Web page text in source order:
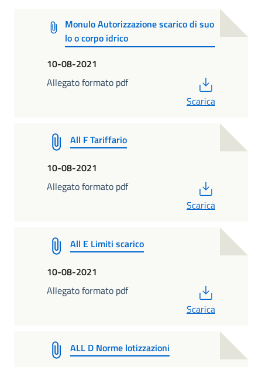
Monulo Autorizzazione scarico di suo
lo o corpo idrico
10-08-2021
Allegato formato pdf
Scarica
All F Tariffario
10-08-2021
Allegato formato pdf
Scarica
All E Limiti scarico
10-08-2021
Allegato formato pdf
Scarica
ALL D Norme lotizzazioni